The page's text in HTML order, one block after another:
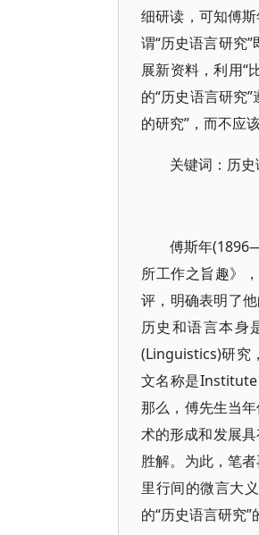
细研读，可知傅
谓“历史语言研究
展新资料，利用“
的“历史语言研究
的研究”，而不应
关键词：历
傅斯年
所工作之旨趣》
评，明确表明了
历史和语言本身
(Linguistics)研究
文名称是Institute
那么，傅先生当
术的形成和发展
胜解。为此，笔
里行间的微言大
的“历史语言研究”